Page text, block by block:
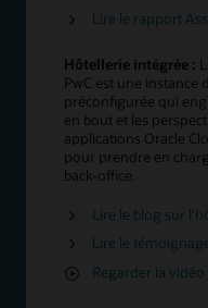
Lire le rapport
Hôtellerie intégrée :
PwC est une instance
préconfigurée qui
en bout et les
applications Oracle
pour prendre en
back-office.
Lire le blog sur
Lire le
Regarder la vidéo